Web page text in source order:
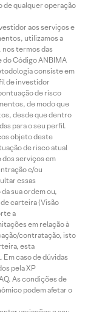
de qualquer operação
aos serviços e
utilizamos a
termos das
do Código ANBIMA
consiste em
de investidor
de risco
de modo que
desde que dentro
para o seu perfil.
objeto deste
de risco atual
serviços em
e/ou
essas
sua ordem ou,
carteira (Visão
a
em relação à
contratação, isto
esta
caso de dúvidas
pela XP
As condições de
podem afetar o